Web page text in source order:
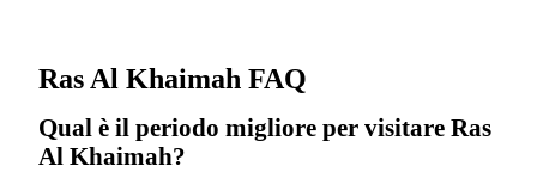
Ras Al Khaimah FAQ
Qual è il periodo migliore per visitare Ras
Al Khaimah?